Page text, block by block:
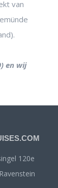
van
en wij
120e